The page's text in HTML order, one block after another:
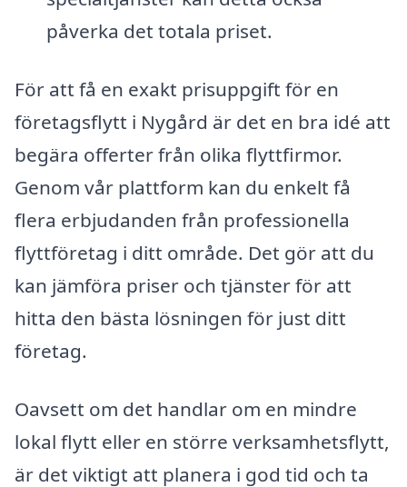
påverka det totala priset.
För att få en exakt prisuppgift för en
företagsflytt i Nygård är det en bra idé att
begära offerter från olika flyttfirmor.
Genom vår plattform kan du enkelt få
flera erbjudanden från professionella
flyttföretag i ditt område. Det gör att du
kan jämföra priser och tjänster för att
hitta den bästa lösningen för just ditt
företag.
Oavsett om det handlar om en mindre
lokal flytt eller en större verksamhetsflytt,
är det viktigt att planera i god tid och ta